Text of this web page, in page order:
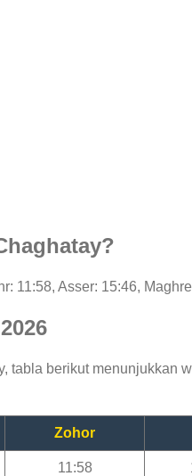
11:58, Asser: 15:46,
tabla berikut menunjukkan
Zohor
11:58